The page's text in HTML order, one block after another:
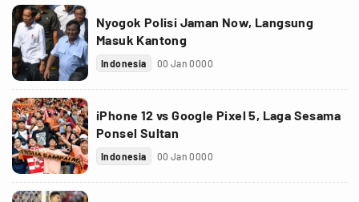
Nyogok Polisi Jaman Now, Langsung
Masuk Kantong
Indonesia 00 Jan 0000
iPhone 12 vs Google Pixel 5, Laga Sesama
Ponsel Sultan
Indonesia 00 Jan 0000